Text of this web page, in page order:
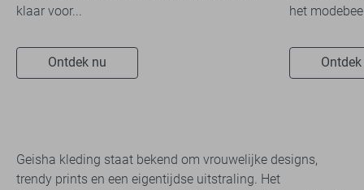
klaar voor...
Ontdek nu
het
Geisha kleding staat bekend om vrouwelijke designs,
trendy prints en een eigentijdse uitstraling. Het